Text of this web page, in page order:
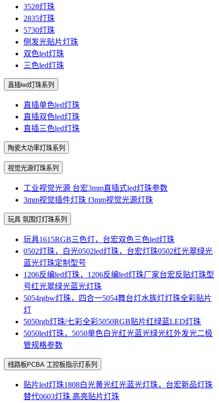
3528灯珠
2835灯珠
5730灯珠
侧发光贴片灯珠
双色led灯珠
三色led灯珠
直插led灯珠系列
直插单色led灯珠
直插双色led灯珠
直插三色led灯珠
陶瓷大功率灯珠系列
视觉光源灯珠系列
工业视觉光源 台宏3mm直插式led灯珠参数
3mm视觉插件灯珠 f3mm视觉光源灯珠
玩具 氛围灯灯珠系列
玩具1615RGB三色灯，台宏双色三色led灯珠
0502灯珠，白光0502led灯珠，台宏灯珠0502红光翠绿光
蓝光灯珠定制型号
1206反编led灯珠，1206反编led灯珠厂家台宏反贴灯珠型
号红光翠绿光蓝光灯珠
5054rgbw灯珠，四合一5054舞台灯水族灯灯珠全彩贴片
灯
5050rgb灯珠/七彩全彩5050RGB贴片红绿蓝LED灯珠
5050led灯珠，5050单色白光红光蓝光绿光红外发光二极
管规格参数
线路板PCBA 工控板指示灯系列
贴片led灯珠1808白光黄光红光蓝光灯珠，台宏新品灯珠
替代0603灯珠 高亮贴片灯珠